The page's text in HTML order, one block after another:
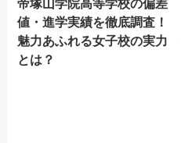
帝塚山学院高等学校の偏差
値・進学実績を徹底調査！
魅力あふれる女子校の実力
とは？